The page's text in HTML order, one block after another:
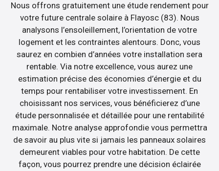
Nous offrons gratuitement une étude rendement pour
votre future centrale solaire à Flayosc (83). Nous
analysons l’ensoleillement, l’orientation de votre
logement et les contraintes alentours. Donc, vous
saurez en combien d’années votre installation sera
rentable. Via notre excellence, vous aurez une
estimation précise des économies d’énergie et du
temps pour rentabiliser votre investissement. En
choisissant nos services, vous bénéficierez d’une
étude personnalisée et détaillée pour une rentabilité
maximale. Notre analyse approfondie vous permettra
de savoir au plus vite si jamais les panneaux solaires
demeurent viables pour votre habitation. De cette
façon, vous pourrez prendre une décision éclairée